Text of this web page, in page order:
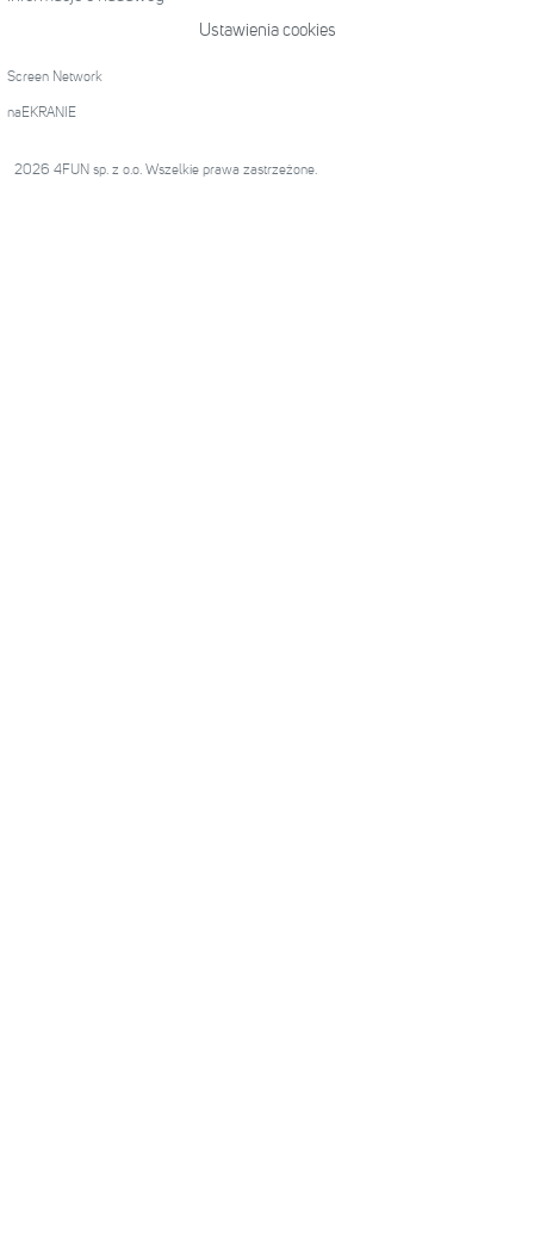
Ustawienia cookies
Screen Network
naEKRANIE
2026 4FUN sp. z o.o. Wszelkie prawa zastrzeżone.